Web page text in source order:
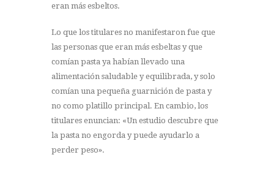
eran más esbeltos.
Lo que los titulares no manifestaron fue que
las personas que eran más esbeltas y que
comían pasta ya habían llevado una
alimentación saludable y equilibrada, y solo
comían una pequeña guarnición de pasta y
no como platillo principal. En cambio, los
titulares enuncian: «Un estudio descubre que
la pasta no engorda y puede ayudarlo a
perder peso».